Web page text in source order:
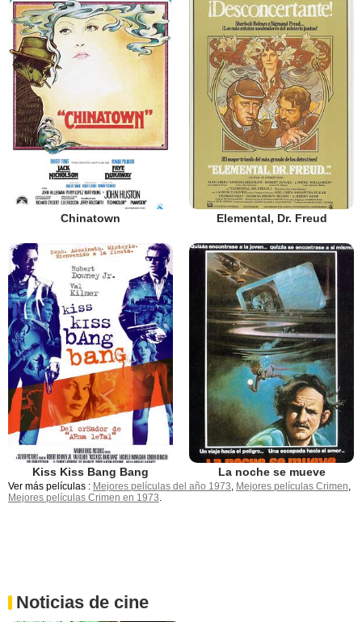
Chinatown Elemental, Dr. Freud
Kiss Kiss Bang Bang La noche se mueve
Ver más películas : Mejores películas del año 1973, Mejores películas Crimen,
Mejores películas Crimen en 1973.
Noticias de cine